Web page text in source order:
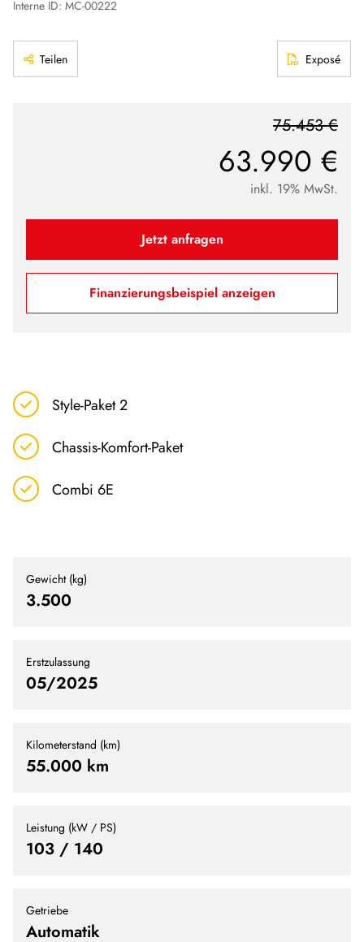
Interne ID: MC-00222
Teilen Exposé
63.990 €
75.453 €
inkl. 19% MwSt.
Jetzt anfragen
Finanzierungsbeispiel anzeigen
Style-Paket 2
Chassis-Komfort-Paket
Combi 6E
Gewicht (kg)
3.500
Erstzulassung
05/2025
Kilometerstand (km)
55.000 km
Leistung (kW / PS)
103 / 140
Getriebe
Automatik